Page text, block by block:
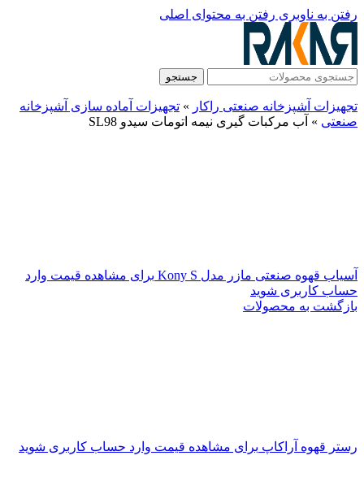
رفتن به ناوبری رفتن به محتوای اصلی
جستجو
تجهیزات آشپزخانه صنعتی راکار » تجهیزات آماده سازی آشپزخانه
صنعتی » آب مرکبات گیری نیمه اتومات سیدو SL98
آسیاب قهوه صنعتی مازر مدل Kony S
برای مشاهده قیمت وارد
حساب کاربری شوید
بازگشت به محصولات
رستر قهوه آراکاپ برای مشاهده قیمت وارد حساب کاربری شوید